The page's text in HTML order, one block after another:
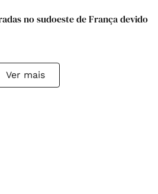
no sudoeste de França devido
Ver mais